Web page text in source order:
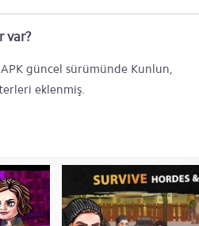
var?
güncel sürümünde Kunlun,
eklenmiş.